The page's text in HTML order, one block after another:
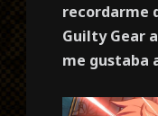
recordarme
Guilty Gear
me gustaba